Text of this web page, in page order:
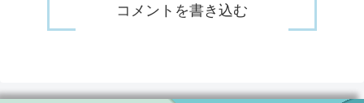
コメントを書き込む